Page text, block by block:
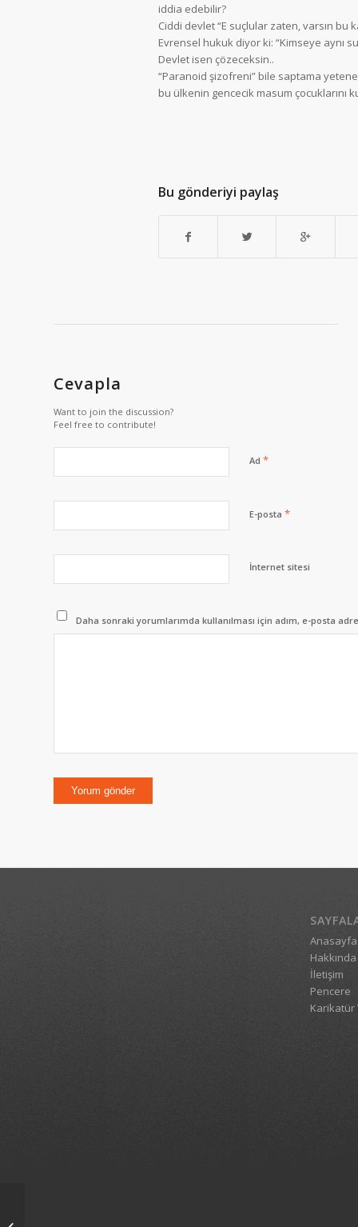
iddia edebilir?
Ciddi devlet “E suçlular zaten, varsın bu
Evrensel hukuk diyor ki: “Kimseye aynı
Devlet isen çözeceksin..
“Paranoid şizofreni” bile saptama
bu ülkenin gencecik masum çocuklarını
Bu gönderiyi paylaş
Cevapla
Want to join the discussion?
Feel free to contribute!
Ad *
E-posta *
İnternet sitesi
Daha sonraki yorumlarımda kullanılması için adım, e-posta
Anasayfa
Hakkında
İletişim
Pencere
Karikatür